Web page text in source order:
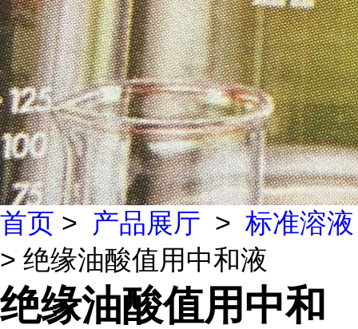
首页 > 产品展厅 > 标准溶液
> 绝缘油酸值用中和液
绝缘油酸值用中和